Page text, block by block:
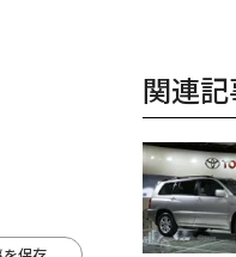
関連